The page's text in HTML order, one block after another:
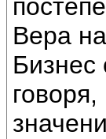
Вера
Бизнес